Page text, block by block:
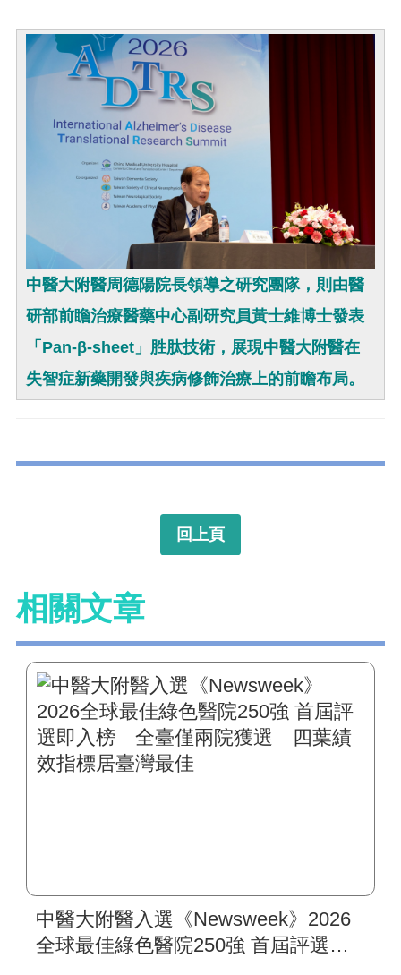
中醫大附醫周德陽院長領導之研究團隊，則由醫
研部前瞻治療醫藥中心副研究員黃士維博士發表
「Pan-β-sheet」胜肽技術，展現中醫大附醫在
失智症新藥開發與疾病修飾治療上的前瞻布局。
回上頁
相關文章
中醫大附醫入選《Newsweek》2026
全球最佳綠色醫院250強 首屆評選即